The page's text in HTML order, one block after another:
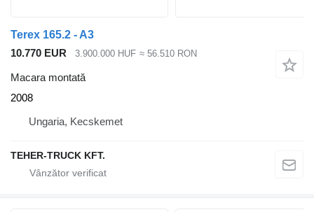
Terex 165.2 - A3
10.770 EUR
3.900.000 HUF ≈ 56.510 RON
Macara montată
2008
Ungaria, Kecskemet
TEHER-TRUCK KFT.